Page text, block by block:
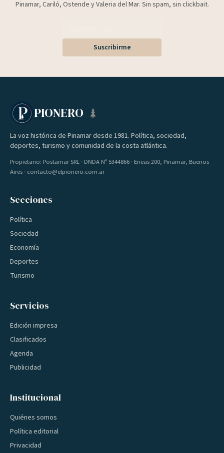
Pinamar, Cariló, Ostende y Valeria del Mar. Sin spam, sin clickbait.
Suscribirme
PIONERO
La voz histórica de Pinamar desde 1981. Política, sociedad,
deportes, turismo y comunidad de la costa atlántica.
Propietario: Postamar SRL · DNDA Nº 5344866 · Eneas 200, Pinamar, Buenos
Aires · contacto@elpionero.com.ar
Secciones
Política
Sociedad
Economía
Deportes
Turismo
Servicios
Edición impresa
Clasificados
Agenda
Publicidad
Institucional
Quiénes somos
Política editorial
Privacidad